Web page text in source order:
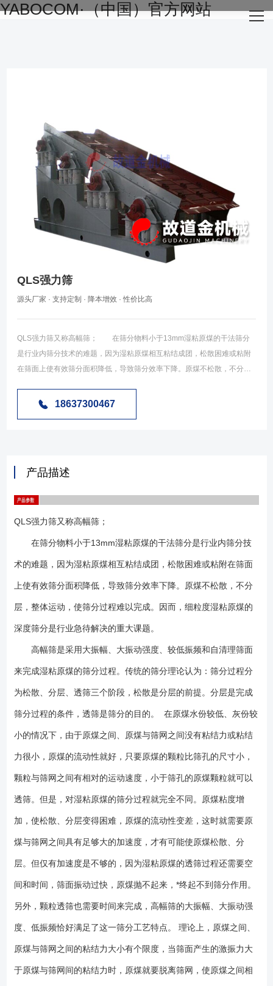
YABOCOM·（中国）官方网站
网站YABOCOM·（中国）官方网站
生产设备
新闻资讯
YABOCOM·（中国）官方网站
QLS强力筛
源头厂家 · 支持定制 · 降本增效 · 性价比高
QLS强力筛又称高幅筛； 在筛分物料小于13mm湿粘原煤的干法筛分
是行业内筛分技术的难题，因为湿粘原煤相互粘结成团，松散困难或粘附
在筛面上使有效筛分面积降低，导致筛分效率下降。原煤不松散，不分
是行业急待解决的重大课题。 高幅筛是采用大振幅、大振动强度、较
流动性就好，只要原煤的颗粒比筛孔的尺寸小，颗粒与筛网之间有相对的
程就完全不同。原煤粘度增加，使松散、分层变得困难，原煤的流动性变
差，这时就需要原煤与筛网之间具有足够大的加速度，才有可能使原煤松
散、分层。但仅有加速度是不够的，因为湿粘原煤的透筛过程还需要空间
透筛也需要时间来完成，高幅筛的大振幅、大振动强度、低振频恰好满足
了这一筛分工艺特点。 理论上，原煤之间、原煤与筛网之间的粘结力大小
脱离筛网，使原煤之间相互分离而活跃起来，筛网就不会堵，筛分过程就
能有效进行。但是，颗粒越小、粘度越大，所获得的惯性力也就越小，这
使小颗粒需获得更大的加速度才有可能，实际上，过细的颗粒不会单独离
有利于切断原煤之间的粘结力，迫使原煤强制透筛。，主要特点是振幅
大，普通直线的振幅多在12mm以下，而强力筛的振幅在二十以上，强大
主要由筛箱、筛网、振动器及减振弹簧等组成。振动器安装在筛箱侧板
上，并由电动机通过联轴器带动旋转，产生离心惯性力，迫使筛箱振动。
对于本系列振动筛筛网是主要易损件。根据物料品种和用户要求，可采用
满足筛分效率高、寿命长、不堵孔的要求。该系列振动筛为座式安装，筛
面倾角的调整可通过改变弹簧支座位置高度来实现。电动机安装在筛框的
石、砂砾、金属或非金属矿石及其他物料的筛分。 1、该类型设备筛面
与地面倾角较大，常用以20-25度较多； 2、筛网可以选择弹跳杆、冲
孔钢板、编织网等类型筛板，以满足不同需要； 3、可通过调整偏心块
工艺确定合适的段数； 5、强力筛振幅大，多在20毫米以上，筛分效
率高； 6、宽度2.4米以上设备可配用布料器，以达到物料均匀分布的
分分级粒度处理能力振幅频率筛面段数电机功率减振方式宽×长mm㎡层度
mm%mmt/hmmr/min段kW（可选）QLS20602000× 600012单层20-
25150-0不限45821100-25018-2574024×15二次减振
18637300467
产品描述
QLS强力筛又称高幅筛；
在筛分物料小于13mm湿粘原煤的干法筛分是行业内筛分技
术的难题，因为湿粘原煤相互粘结成团，松散困难或粘附在筛面
上使有效筛分面积降低，导致筛分效率下降。原煤不松散，不分
层，整体运动，使筛分过程难以完成。因而，细粒度湿粘原煤的
深度筛分是行业急待解决的重大课题。
高幅筛是采用大振幅、大振动强度、较低振频和自清理筛面
来完成湿粘原煤的筛分过程。传统的筛分理论认为：筛分过程分
为松散、分层、透筛三个阶段，松散是分层的前提。分层是完成
筛分过程的条件，透筛是筛分的目的。 在原煤水份较低、灰份较
小的情况下，由于原煤之间、原煤与筛网之间没有粘结力或粘结
力很小，原煤的流动性就好，只要原煤的颗粒比筛孔的尺寸小，
颗粒与筛网之间有相对的运动速度，小于筛孔的原煤颗粒就可以
透筛。但是，对湿粘原煤的筛分过程就完全不同。原煤粘度增
加，使松散、分层变得困难，原煤的流动性变差，这时就需要原
煤与筛网之间具有足够大的加速度，才有可能使原煤松散、分
层。但仅有加速度是不够的，因为湿粘原煤的透筛过程还需要空
间和时间，筛面振动过快，原煤抛不起来，*终起不到筛分作用。
另外，颗粒透筛也需要时间来完成，高幅筛的大振幅、大振动强
度、低振频恰好满足了这一筛分工艺特点。 理论上，原煤之间、
原煤与筛网之间的粘结力大小有个限度，当筛面产生的激振力大
于原煤与筛网间的粘结力时，原煤就要脱离筛网，使原煤之间相